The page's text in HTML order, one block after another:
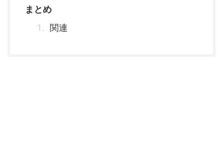
まとめ
関連